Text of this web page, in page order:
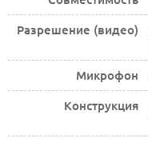
Разрешение (видео)
Микрофон
Конструкция